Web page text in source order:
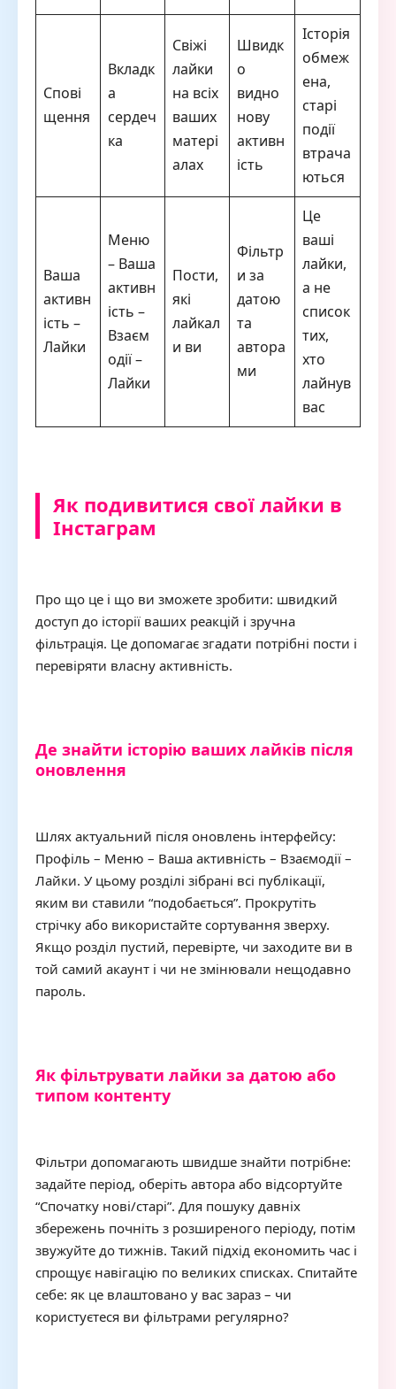
Спові
щення
Вкладк
а
сердеч
ка
Свіжі
лайки
на всіх
ваших
матері
алах
Швидк
о
видно
нову
активн
ість
Історія
обмеж
ена,
старі
події
втрача
ються
Ваша
активн
ість –
Лайки
Меню
– Ваша
активн
ість –
Взаєм
одії –
Лайки
Пости,
які
лайкал
и ви
Фільтр
и за
датою
та
автора
ми
Це
ваші
лайки,
а не
список
тих,
хто
лайнув
вас
Як подивитися свої лайки в
Інстаграм
Про що це і що ви зможете зробити: швидкий
доступ до історії ваших реакцій і зручна
фільтрація. Це допомагає згадати потрібні пости і
перевіряти власну активність.
Де знайти історію ваших лайків після
оновлення
Шлях актуальний після оновлень інтерфейсу:
Профіль – Меню – Ваша активність – Взаємодії –
Лайки. У цьому розділі зібрані всі публікації,
яким ви ставили “подобається”. Прокрутіть
стрічку або використайте сортування зверху.
Якщо розділ пустий, перевірте, чи заходите ви в
той самий акаунт і чи не змінювали нещодавно
пароль.
Як фільтрувати лайки за датою або
типом контенту
Фільтри допомагають швидше знайти потрібне:
задайте період, оберіть автора або відсортуйте
“Спочатку нові/старі”. Для пошуку давніх
збережень почніть з розширеного періоду, потім
звужуйте до тижнів. Такий підхід економить час і
спрощує навігацію по великих списках. Спитайте
себе: як це влаштовано у вас зараз – чи
користуєтеся ви фільтрами регулярно?